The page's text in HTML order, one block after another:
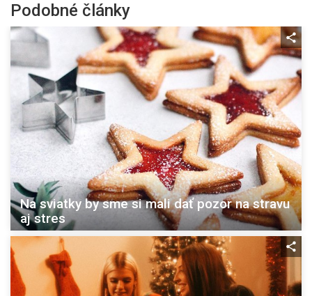
Podobné články
Na sviatky by sme si mali dať pozor na stravu
aj stres